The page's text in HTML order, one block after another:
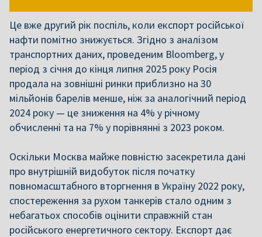
Це вже другий рік поспіль, коли експорт російської
нафти помітно знижується. Згідно з аналізом
транспортних даних, проведеним Bloomberg, у
період з січня до кінця липня 2025 року Росія
продала на зовнішні ринки приблизно на 30
мільйонів барелів менше, ніж за аналогічний період
2024 року — це зниження на 4% у річному
обчисленні та на 7% у порівнянні з 2023 роком.
Оскільки Москва майже повністю засекретила дані
про внутрішній видобуток після початку
повномасштабного вторгнення в Україну 2022 року,
спостереження за рухом танкерів стало одним з
небагатьох способів оцінити справжній стан
російського енергетичного сектору. Експорт дає